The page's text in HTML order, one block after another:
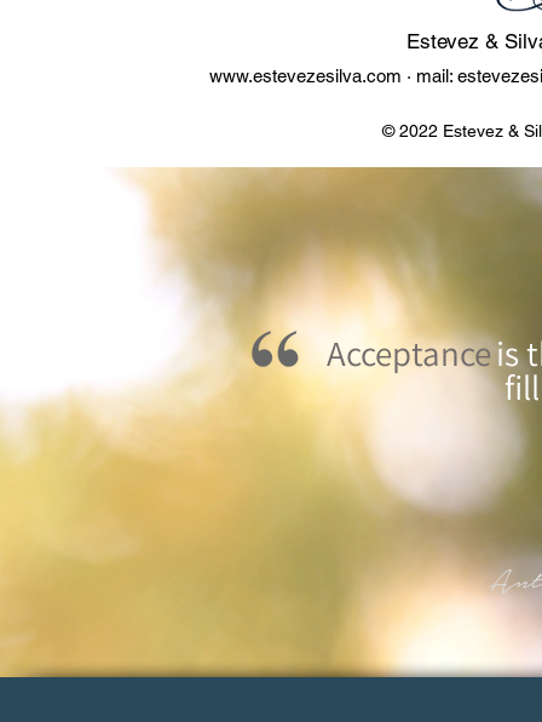
Estevez &
www.estevezesilva.com · mail:
© 2022 Estevez &
Acceptanceis